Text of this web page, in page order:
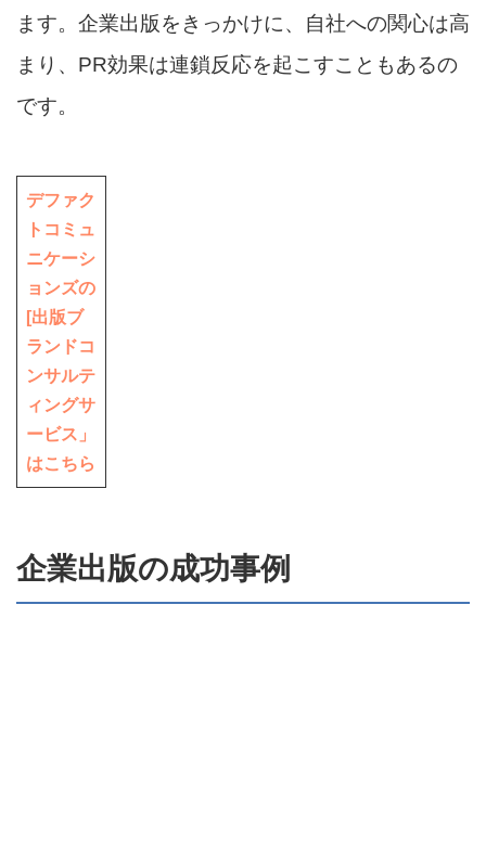
ます。企業出版をきっかけに、自社への関心は高
まり、PR効果は連鎖反応を起こすこともあるの
です。
デファク
トコミュ
ニケーシ
ョンズの
[出版ブ
ランドコ
ンサルテ
ィングサ
ービス」
はこちら
企業出版の成功事例